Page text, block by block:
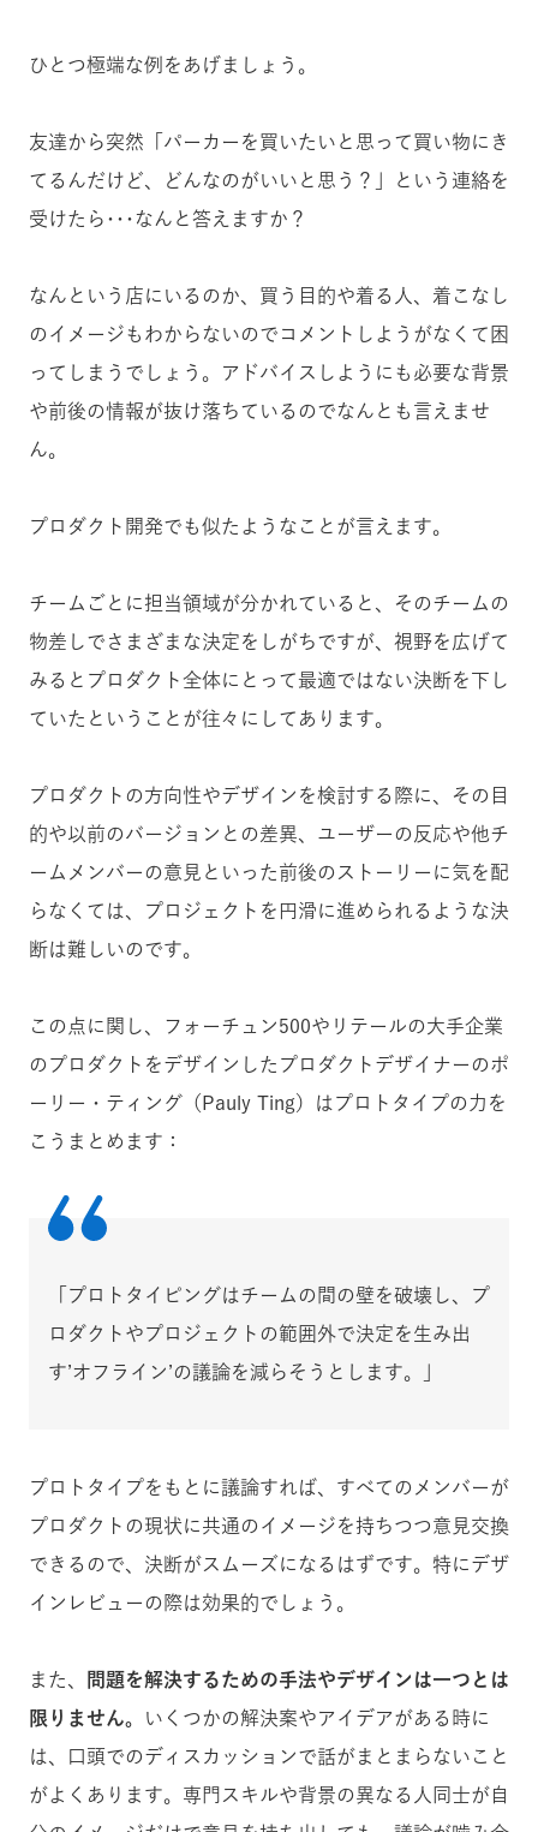
ひとつ極端な例をあげましょう。
友達から突然「パーカーを買いたいと思って買い物にき
てるんだけど、どんなのがいいと思う？」という連絡を
受けたら･･･なんと答えますか？
なんという店にいるのか、買う目的や着る人、着こなし
のイメージもわからないのでコメントしようがなくて困
ってしまうでしょう。アドバイスしようにも必要な背景
や前後の情報が抜け落ちているのでなんとも言えませ
ん。
プロダクト開発でも似たようなことが言えます。
チームごとに担当領域が分かれていると、そのチームの
物差しでさまざまな決定をしがちですが、視野を広げて
みるとプロダクト全体にとって最適ではない決断を下し
ていたということが往々にしてあります。
プロダクトの方向性やデザインを検討する際に、その目
的や以前のバージョンとの差異、ユーザーの反応や他チ
ームメンバーの意見といった前後のストーリーに気を配
らなくては、プロジェクトを円滑に進められるような決
断は難しいのです。
この点に関し、フォーチュン500やリテールの大手企業
のプロダクトをデザインしたプロダクトデザイナーのポ
ーリー・ティング（Pauly Ting）はプロトタイプの力を
こうまとめます：
「プロトタイピングはチームの間の壁を破壊し、プ
ロダクトやプロジェクトの範囲外で決定を生み出
す’オフライン’の議論を減らそうとします。」
プロトタイプをもとに議論すれば、すべてのメンバーが
プロダクトの現状に共通のイメージを持ちつつ意見交換
できるので、決断がスムーズになるはずです。特にデザ
インレビューの際は効果的でしょう。
また、
問題を解決するための手法やデザインは一つとは
限りません。
いくつかの解決案やアイデアがある時に
は、口頭でのディスカッションで話がまとまらないこと
がよくあります。専門スキルや背景の異なる人同士が自